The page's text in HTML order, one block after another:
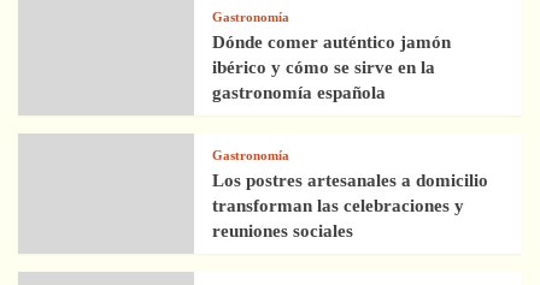
Gastronomía
Dónde comer auténtico jamón
ibérico y cómo se sirve en la
gastronomía española
Gastronomía
Los postres artesanales a domicilio
transforman las celebraciones y
reuniones sociales